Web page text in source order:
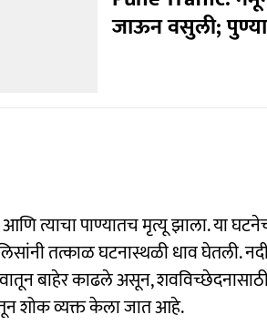
जाऊन वसुली;
आणि त्याचा पाण्यातच मृत्यू झाला. या
तत्काळ घटनास्थळी धाव घेतली.
बाहेर काढले असून,
शोक व्यक्त केला जात आहे.